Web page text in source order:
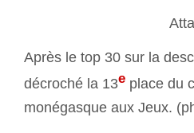
Après le top 30 sur la
décroché la 13e place du
monégasque aux Jeux.